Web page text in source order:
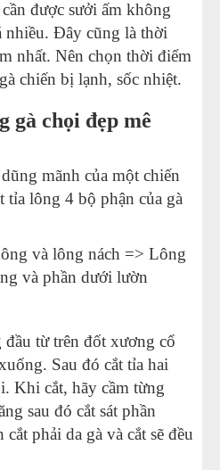
được sưởi ấm không
nhiều. Đây cũng là thời
nhất. Nên chọn thời điểm
chiến bị lạnh, sốc nhiệt.
gà chọi đẹp mê
mãnh của một chiến
tỉa lông 4 bộ phận của gà
và lông nách => Lông
và phần dưới lườn
từ trên đốt xương cổ
Sau đó cắt tỉa hai
Khi cắt, hãy cầm từng
sau đó cắt sát phần
phải da gà và cắt sẽ đều